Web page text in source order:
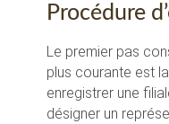
Procédure
Le premier pas
plus courante est
enregistrer une
désigner un